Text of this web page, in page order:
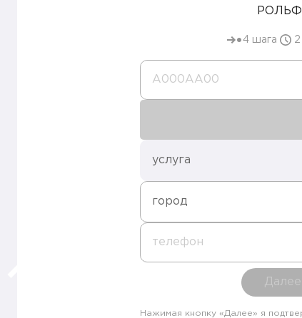
4 шага 2
А000AA00
услуга
город
телефон
Далее
Нажимая кнопку «Далее» я